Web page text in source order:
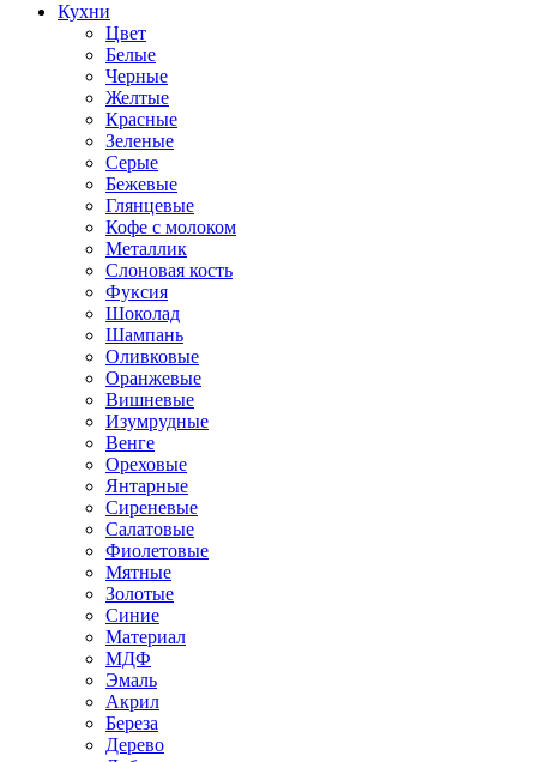
Кухни
Цвет
Белые
Черные
Желтые
Красные
Зеленые
Серые
Бежевые
Глянцевые
Кофе с молоком
Металлик
Слоновая кость
Фуксия
Шоколад
Шампань
Оливковые
Оранжевые
Вишневые
Изумрудные
Венге
Ореховые
Янтарные
Сиреневые
Салатовые
Фиолетовые
Мятные
Золотые
Синие
Материал
МДФ
Эмаль
Акрил
Береза
Дерево